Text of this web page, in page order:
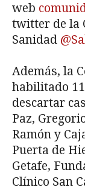
web
twitter de la
Sanidad
Además, la
habilitado
descartar
Paz,
Ramón y
Puerta de
Getafe,
Clínico San